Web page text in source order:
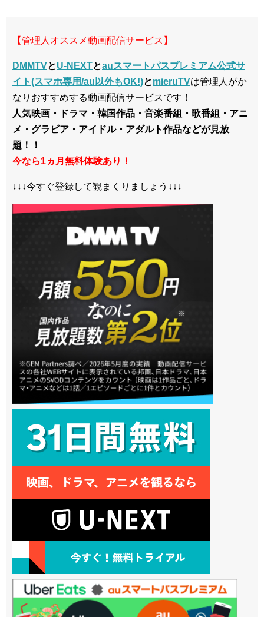
【管理人オススメ動画配信サービス】
DMMTVとU-NEXTとauスマートパスプレミアム公式サ
イト(スマホ専用/au以外もOK!)とmieruTVは管理人がか
なりおすすめする動画配信サービスです！
人気映画・ドラマ・韓国作品・音楽番組・歌番組・アニ
メ・グラビア・アイドル・アダルト作品などが見放
題！！
今なら1ヵ月無料体験あり！
↓↓↓今すぐ登録して観まくりましょう↓↓↓